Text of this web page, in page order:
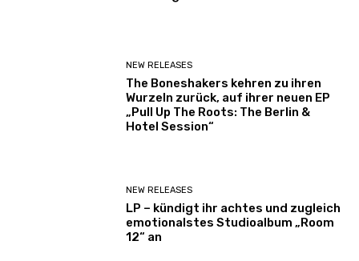
NEW RELEASES
The Boneshakers kehren zu ihren
Wurzeln zurück, auf ihrer neuen EP
„Pull Up The Roots: The Berlin &
Hotel Session“
NEW RELEASES
LP – kündigt ihr achtes und zugleich
emotionalstes Studioalbum „Room
12“ an